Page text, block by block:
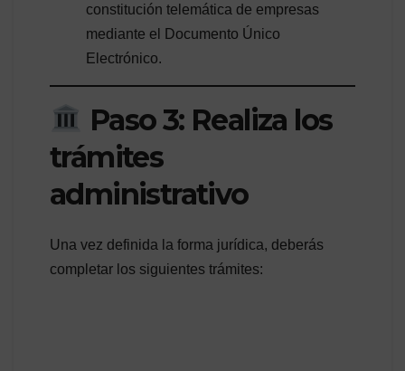
constitución telemática de empresas
mediante el Documento Único
Electrónico.
Paso 3: Realiza los
trámites
administrativo
Una vez definida la forma jurídica, deberás
completar los siguientes trámites: